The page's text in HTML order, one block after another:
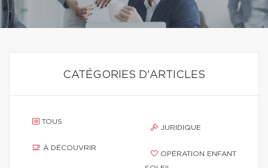
CATÉGORIES D'ARTICLES
TOUS
À DÉCOUVRIR
JURIDIQUE